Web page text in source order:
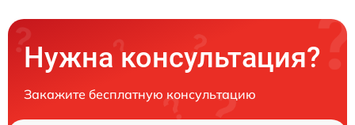
Нужна консультация?
Закажите бесплатную консультацию